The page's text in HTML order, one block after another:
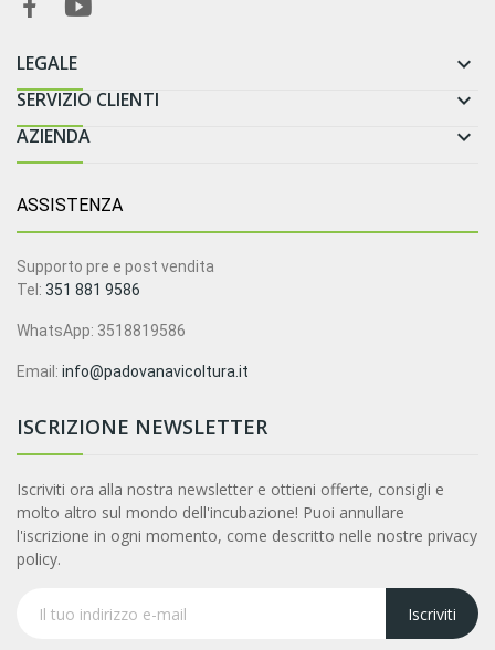
LEGALE 
SERVIZIO CLIENTI 
AZIENDA 
ASSISTENZA
Supporto pre e post vendita
Tel: 351 881 9586
WhatsApp: 3518819586
Email: info@padovanavicoltura.it
ISCRIZIONE NEWSLETTER
Iscriviti ora alla nostra newsletter e ottieni offerte, consigli e
molto altro sul mondo dell'incubazione! Puoi annullare
l'iscrizione in ogni momento, come descritto nelle nostre privacy
policy.
Iscriviti